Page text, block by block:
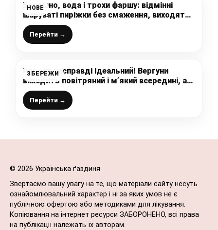
НОВЕ
Борошно, вода і трохи фаршу: відмінні
шаруваті пиріжки без смаження, виходять
справжні домашні слойки
Перейти →
ЗБЕРЕЖИ
Рецепт насправді ідеальний! Вергуни
виходить повітряний і м’який всередині, а
зверху хрустка скоринка
Перейти →
© 2026 Українська ґаздиня
Звертаємо вашу увагу на те, що матеріали сайту несуть
ознайомлювальний характер і ні за яких умов не є
публічною офертою або методиками для лікування.
Копіювання на інтернет ресурси ЗАБОРОНЕНО, всі права
на публікації належать їх авторам.